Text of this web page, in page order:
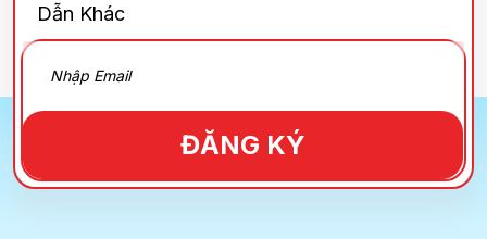
Dẫn Khác
ĐĂNG KÝ